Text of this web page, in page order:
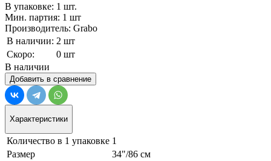
В упаковке: 1 шт.
Мин. партия: 1 шт
Производитель: Grabo
В наличии: 2 шт
Скоро:
0 шт
В наличии
Добавить в сравнение
Характеристики
Количество в 1 упаковке 1
Размер
34"/86 см